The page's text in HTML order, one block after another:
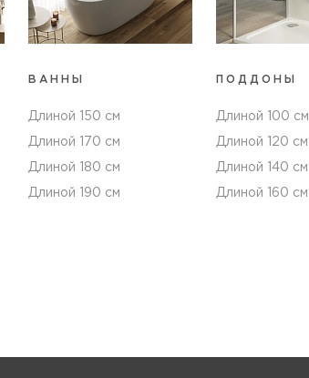
ВАННЫ
Длиной 150 см
Длиной 170 см
Длиной 180 см
Длиной 190 см
ПОДДОНЫ
Длиной 100 см
Длиной 120 см
Длиной 140 см
Длиной 160 см